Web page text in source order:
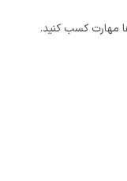
مهارت کسب کنید.